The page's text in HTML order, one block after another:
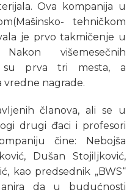
Ova kompanija u
tehničkom
je prvo takmičenje u
višemesečnih
su prva tri mesta, a
vredne nagrade.
članova, ali se u
drugi đaci i profesori
čine: Nebojša
Dušan Stojiljković,
kao predsednik „BWS“
da u budućnosti